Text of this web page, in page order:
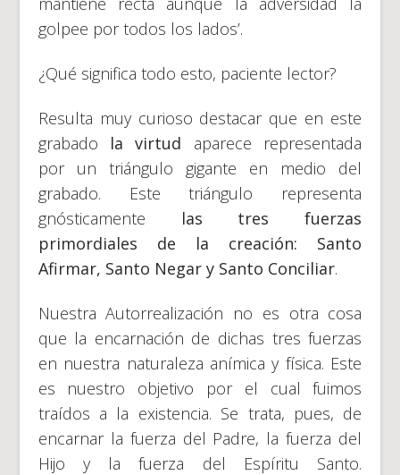
golpee por todos los lados’.
¿Qué significa todo esto, paciente lector?
Resulta muy curioso destacar que en este
grabado la virtud aparece representada
por un triángulo gigante en medio del
grabado. Este triángulo representa
gnósticamente
las tres fuerzas
primordiales de la creación: Santo
Afirmar, Santo Negar y Santo Conciliar.
Nuestra Autorrealización no es otra cosa
que la encarnación de dichas tres fuerzas
en nuestra naturaleza anímica y física. Este
es nuestro objetivo por el cual fuimos
traídos a la existencia. Se trata, pues, de
encarnar la fuerza del Padre, la fuerza del
Hijo y la fuerza del Espíritu Santo.